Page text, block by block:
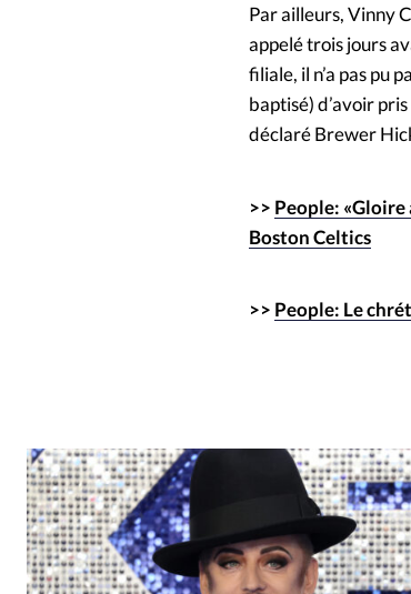
Par ailleurs, Vinny
appelé trois jours
filiale, il n’a pas pu
baptisé) d’avoir
déclaré Brewer
>> People:
Boston Celtics
>> People: Le